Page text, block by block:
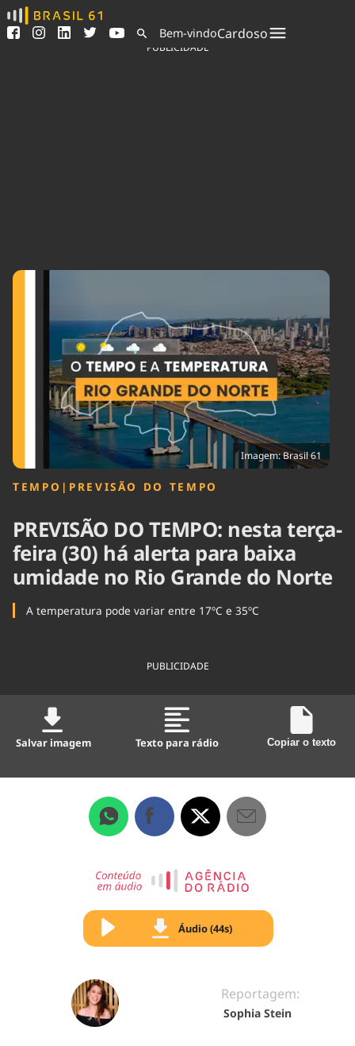
Ver todas as notícias
Podcasts
Indicadores
Brasil Mineral
Tecnologia
Cultura
Economia
Educação
Infraestrutura
Internacional
Política
Saúde
Tempo
Bem-vindoCardoso
PUBLICIDADE
Imagem: Brasil 61
TEMPO | PREVISÃO DO TEMPO
PREVISÃO DO TEMPO: nesta terça-
feira (30) há alerta para baixa
umidade no Rio Grande do Norte
A temperatura pode variar entre 17ºC e 35ºC
PUBLICIDADE
Salvar imagem Texto para rádio Copiar o texto
Áudio (44s)
Reportagem:
Sophia Stein